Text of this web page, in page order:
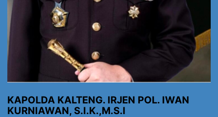
KAPOLDA KALTENG. IRJEN POL. IWAN
KURNIAWAN, S.I.K.,M.S.I